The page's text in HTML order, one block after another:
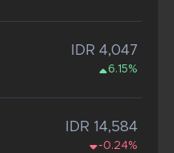
IDR 4,047
6.15%
IDR 14,584
-0.24%